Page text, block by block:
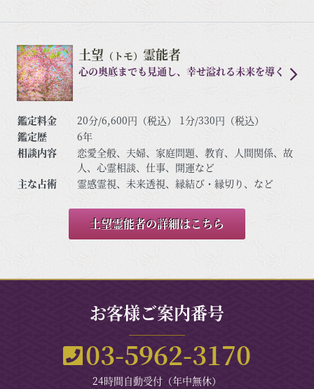
土望 （トモ） 霊能者
心の奥底までも見通し、幸せ溢れる未来を導く
鑑定料金
20分/6,600円（税込） 1分/330円（税込）
鑑定歴
6年
相談内容
恋愛全般、夫婦、家庭問題、教育、人間関係、故
人、心霊相談、仕事、開運など
主な占術
霊感霊視、未来透視、縁結び・縁切り、など
土望霊能者の詳細はこちら
お客様ご案内番号
03-5962-3170
24時間自動受付（年中無休）